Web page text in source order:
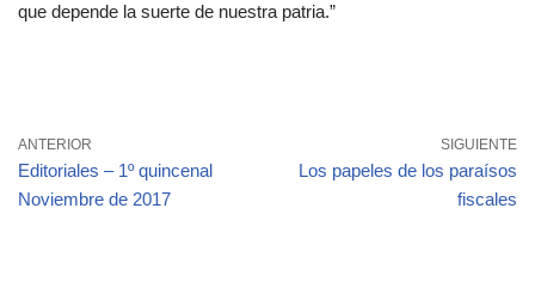
que depende la suerte de nuestra patria.”
ANTERIOR
Editoriales – 1º quincenal
Noviembre de 2017
SIGUIENTE
Los papeles de los paraísos
fiscales